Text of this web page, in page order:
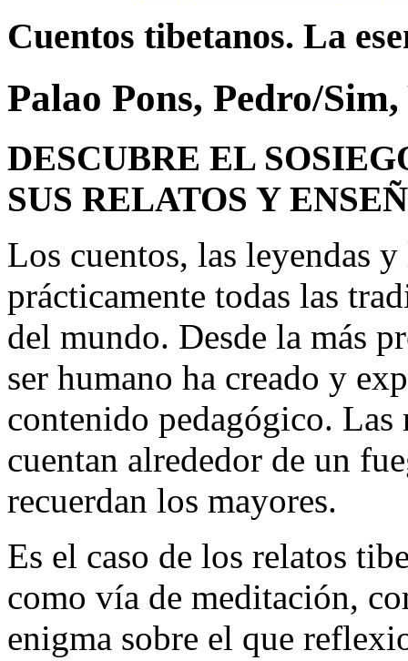
Cuentos tibetanos. La
Palao Pons, Pedro/Sim,
DESCUBRE EL
SUS RELATOS Y
Los cuentos, las leyendas
prácticamente todas las
del mundo. Desde la más
ser humano ha creado y
contenido pedagógico. Las
cuentan alrededor de un
recuerdan los mayores.
Es el caso de los relatos
como vía de meditación,
enigma sobre el que